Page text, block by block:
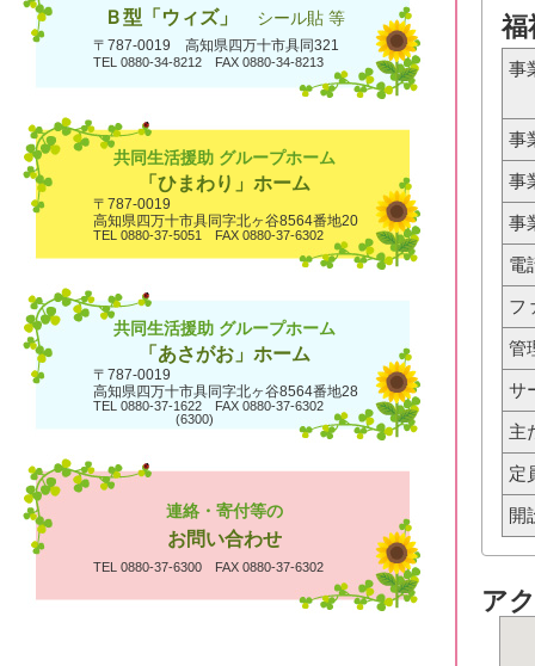
福
事
事
事
事
電
フ
管
サ
主
定
開
ア
Ｂ型「ウィズ」 シール貼 等
〒787-0019 高知県四万十市具同321
TEL 0880-34-8212 FAX 0880-34-8213
共同生活援助 グループホーム
「ひまわり」ホーム
〒787-0019
高知県四万十市具同字北ヶ谷8564番地20
TEL 0880-37-5051 FAX 0880-37-6302
共同生活援助 グループホーム
「あさがお」ホーム
〒787-0019
高知県四万十市具同字北ヶ谷8564番地28
TEL 0880-37-1622 FAX 0880-37-6302
(6300)
連絡・寄付等の
お問い合わせ
TEL 0880-37-6300 FAX 0880-37-6302